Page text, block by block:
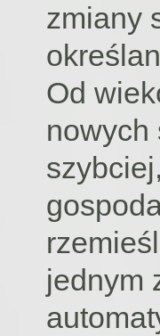
zmiany
Od
nowych
jednym